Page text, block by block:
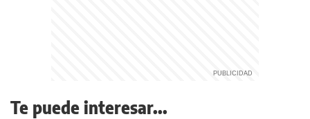
Te puede interesar...